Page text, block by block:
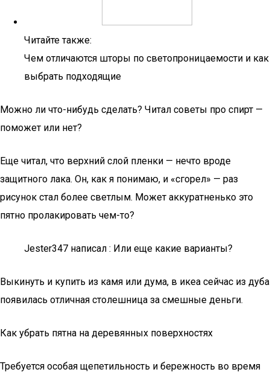
Читайте также:
Чем отличаются шторы по светопроницаемости и как
выбрать подходящие
Можно ли что-нибудь сделать? Читал советы про спирт —
поможет или нет?
Еще читал, что верхний слой пленки — нечто вроде
защитного лака. Он, как я понимаю, и «сгорел» — раз
рисунок стал более светлым. Может аккуратненько это
пятно пролакировать чем-то?
Jester347 написал : Или еще какие варианты?
Выкинуть и купить из камя или дума, в икеа сейчас из дуба
появилась отличная столешница за смешные деньги.
Как убрать пятна на деревянных поверхностях
Требуется особая щепетильность и бережность во время